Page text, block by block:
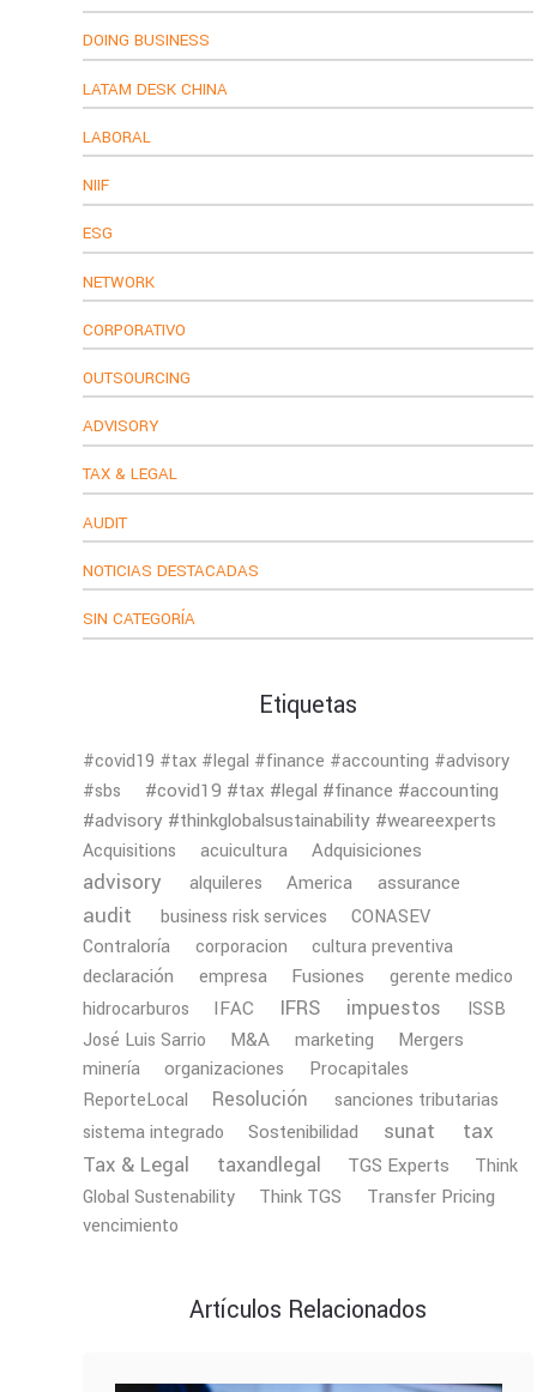
DOING BUSINESS
LATAM DESK CHINA
LABORAL
NIIF
ESG
NETWORK
CORPORATIVO
OUTSOURCING
ADVISORY
TAX & LEGAL
AUDIT
NOTICIAS DESTACADAS
SIN CATEGORÍA
Etiquetas
#covid19 #tax #legal #finance #accounting #advisory
#sbs
#covid19 #tax #legal #finance #accounting
#advisory #thinkglobalsustainability #weareexperts
Acquisitions acuicultura Adquisiciones
advisory alquileres America assurance
audit business risk services
CONASEV
Contraloría
corporacion cultura preventiva
declaración empresa Fusiones
gerente medico
hidrocarburos
IFAC IFRS impuestos
ISSB
José Luis Sarrio
M&A marketing Mergers
minería organizaciones
Procapitales
ReporteLocal
Resolución
sanciones tributarias
sistema integrado
Sostenibilidad sunat
tax
Tax & Legal
taxandlegal TGS Experts
Think
Global Sustenability
Think TGS Transfer Pricing
vencimiento
Artículos Relacionados